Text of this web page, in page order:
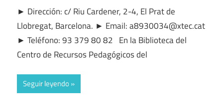
► Dirección: c/ Riu Cardener, 2-4, El Prat de
Llobregat, Barcelona. ► Email: a8930034@xtec.cat
► Teléfono: 93 379 80 82 En la Biblioteca del
Centro de Recursos Pedagógicos del
Seguir leyendo